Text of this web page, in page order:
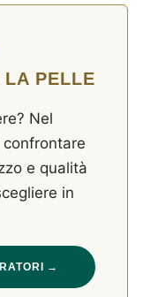
LA PELLE
Nel
e qualità
in
→